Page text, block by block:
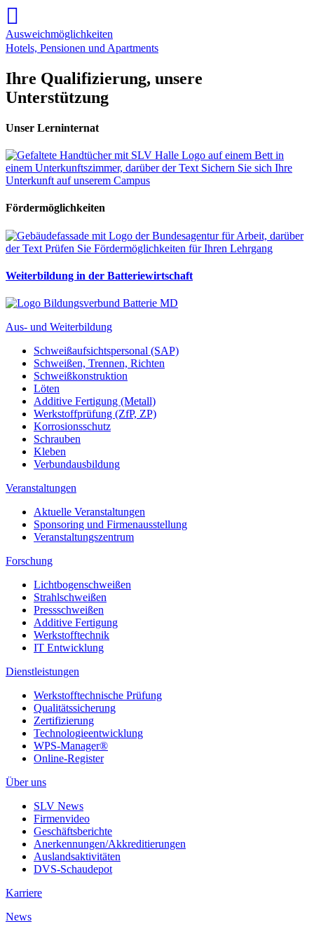
Ausweichmöglichkeiten
Hotels, Pensionen und Apartments
Ihre Qualifizierung, unsere
Unterstützung
Unser Lerninternat
Fördermöglichkeiten
Weiterbildung in der Batteriewirtschaft
Aus- und Weiterbildung
Schweißaufsichtspersonal (SAP)
Schweißen, Trennen, Richten
Schweißkonstruktion
Löten
Additive Fertigung (Metall)
Werkstoffprüfung (ZfP, ZP)
Korrosionsschutz
Schrauben
Kleben
Verbundausbildung
Veranstaltungen
Aktuelle Veranstaltungen
Sponsoring und Firmenausstellung
Veranstaltungszentrum
Forschung
Lichtbogenschweißen
Strahlschweißen
Pressschweißen
Additive Fertigung
Werkstofftechnik
IT Entwicklung
Dienstleistungen
Werkstofftechnische Prüfung
Qualitätssicherung
Zertifizierung
Technologieentwicklung
WPS-Manager®
Online-Register
Über uns
SLV News
Firmenvideo
Geschäftsberichte
Anerkennungen/Akkreditierungen
Auslandsaktivitäten
DVS-Schaudepot
Karriere
News